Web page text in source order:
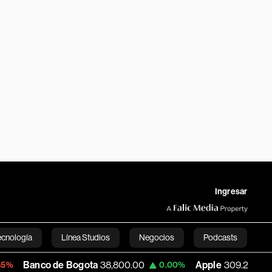
Ingresar
Línea Studios Negocios Podcasts
English
Bogota 38,800.00 0.00% Apple 309.25 +1.97%